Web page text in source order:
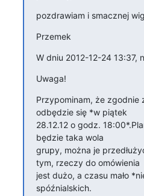
pozdrawiam i smacznej
Przemek
W dniu 2012-12-24 13:37,
Uwaga!
Przypominam, że
odbędzie się *w piątek
28.12.12 o godz.
będzie taka wola
grupy, można je
tym, rzeczy do omówienia
jest dużo, a czasu mało
spóźnialskich.